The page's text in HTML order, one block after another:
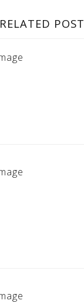
RELATED POST